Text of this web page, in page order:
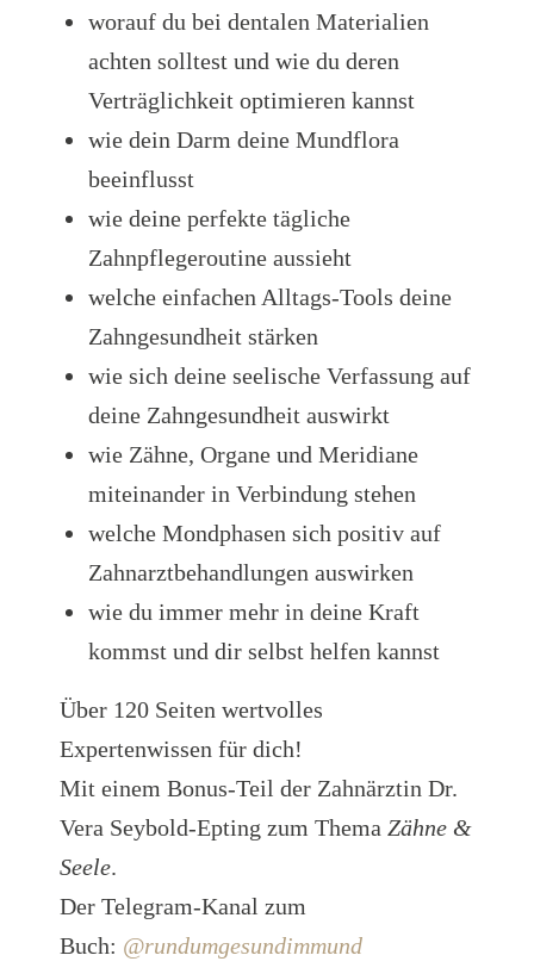
worauf du bei dentalen Materialien
achten solltest und wie du deren
Verträglichkeit optimieren kannst
wie dein Darm deine Mundflora
beeinflusst
wie deine perfekte tägliche
Zahnpflegeroutine aussieht
welche einfachen Alltags-Tools deine
Zahngesundheit stärken
wie sich deine seelische Verfassung auf
deine Zahngesundheit auswirkt
wie Zähne, Organe und Meridiane
miteinander in Verbindung stehen
welche Mondphasen sich positiv auf
Zahnarztbehandlungen auswirken
wie du immer mehr in deine Kraft
kommst und dir selbst helfen kannst
Über 120 Seiten wertvolles
Expertenwissen für dich!
Mit einem Bonus-Teil der Zahnärztin Dr.
Vera Seybold-Epting zum Thema Zähne &
Seele.
Der Telegram-Kanal zum
Buch: @rundumgesundimmund